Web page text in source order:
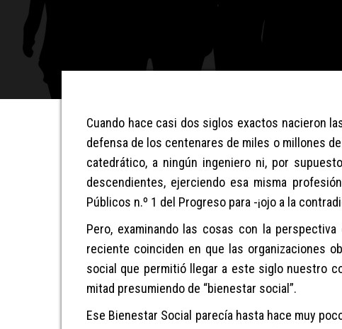
Cuando hace casi dos siglos exactos nacieron
defensa de los centenares de miles o millones
catedrático, a ningún ingeniero ni, por
descendientes, ejerciendo esa misma
Públicos n.º 1 del Progreso para -¡ojo a la
Pero, examinando las cosas con la
reciente coinciden en que l as organizaciones
social que permitióllegar a este siglo nuestro
mitad presumiendo de “bienestar social”.
Ese Bienestar Social parecía hasta hace muy